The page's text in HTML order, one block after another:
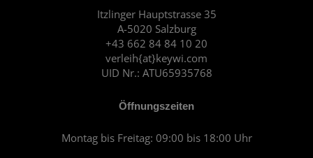
Itzlinger Hauptstrasse 35
A-5020 Salzburg
+43 662 84 84 10 20
verleih{at}keywi.com
UID Nr.: ATU65935768
Öffnungszeiten
Montag bis Freitag: 09:00 bis 18:00 Uhr